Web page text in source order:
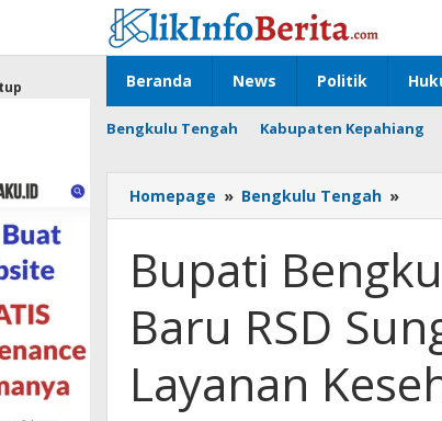
konten
Beranda News Politik
Bengkulu Tengah Kabupaten Kepahiang
Homepage » Bengkulu Tengah »
Tinjau
IGD
RSD
Bupati
Baru RSD
Layanan